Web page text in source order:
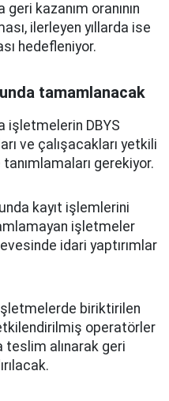
kazanım oranının
ilerleyen yıllarda ise
hedefleniyor.
tamamlanacak
işletmelerin DBYS
ve çalışacakları yetkili
gerekiyor.
kayıt işlemlerini
işletmeler
idari yaptırımlar
biriktirilen
operatörler
teslim alınarak geri